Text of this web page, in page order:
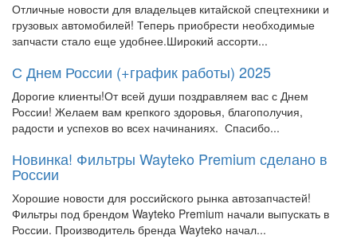
Отличные новости для владельцев китайской спецтехники и
грузовых автомобилей! Теперь приобрести необходимые
запчасти стало еще удобнее.Широкий ассорти...
С Днем России (+график работы) 2025
Дорогие клиенты!От всей души поздравляем вас с Днем
России! Желаем вам крепкого здоровья, благополучия,
радости и успехов во всех начинаниях. Спасибо...
Новинка! Фильтры Wayteko Premium сделано в
России
Хорошие новости для российского рынка автозапчастей!
Фильтры под брендом Wayteko Premium начали выпускать в
России. Производитель бренда Wayteko начал...